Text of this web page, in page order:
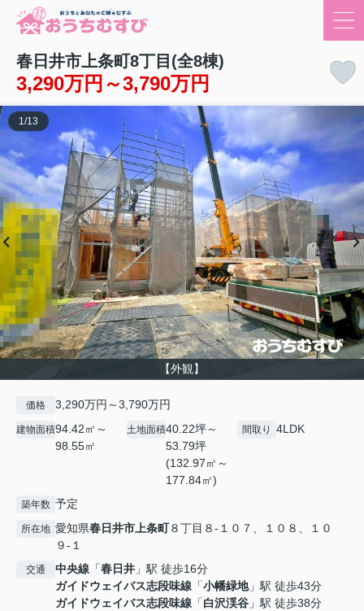
春日井市上条町8丁目(全8棟)
3,290万円～3,790万円
【外観】
1/13
価格 3,290万円～3,790万円
建物面積94.42㎡～
98.55㎡
土地面積40.22坪～
53.79坪
(132.97㎡～
177.84㎡)
間取り 4LDK
築年数 予定
所在地 愛知県春日井市上条町８丁目８-１０７、１０８、１０
９-１
交通 中央線 「春日井 」駅 徒歩16分
ガイドウェイバス志段味線 「小幡緑地」駅 徒歩43分
ガイドウェイバス志段味線 「白沢渓谷 」駅 徒歩38分